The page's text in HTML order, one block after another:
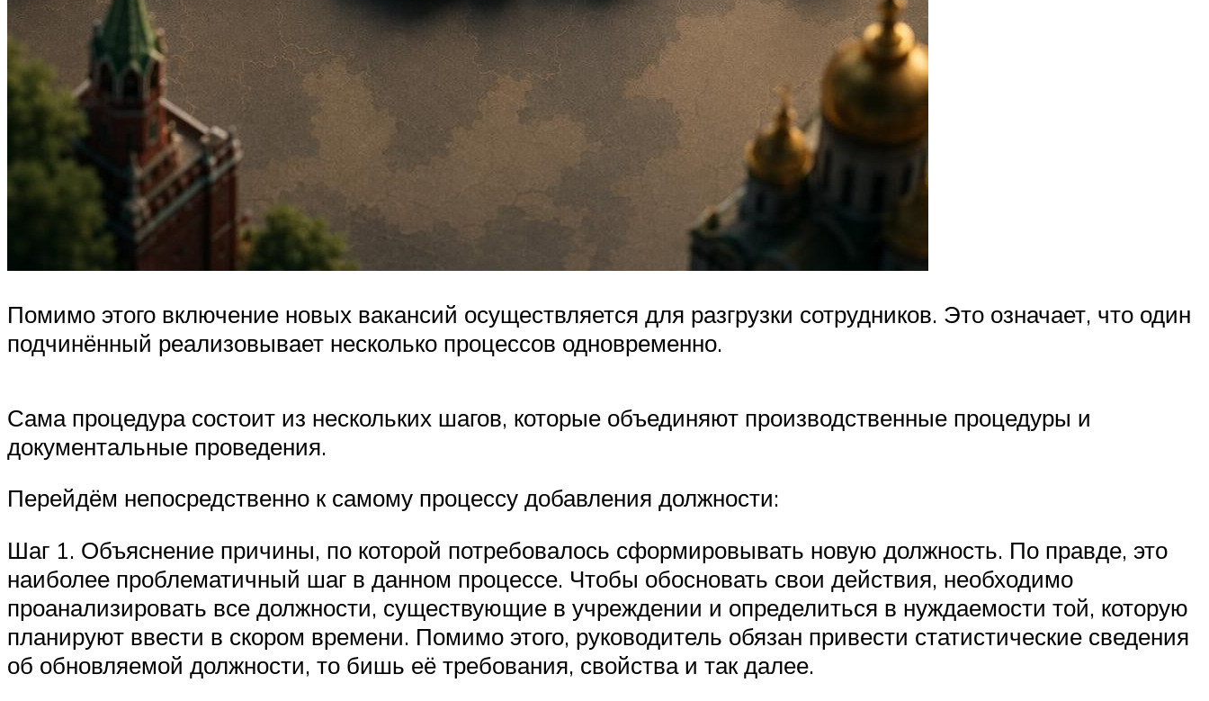
Помимо этого включение новых вакансий осуществляется для разгрузки сотрудников. Это означает, что один
подчинённый реализовывает несколько процессов одновременно.
Сама процедура состоит из нескольких шагов, которые объединяют производственные процедуры и
документальные проведения.
Перейдём непосредственно к самому процессу добавления должности:
Шаг 1. Объяснение причины, по которой потребовалось сформировывать новую должность. По правде, это
наиболее проблематичный шаг в данном процессе. Чтобы обосновать свои действия, необходимо
проанализировать все должности, существующие в учреждении и определиться в нуждаемости той, которую
планируют ввести в скором времени. Помимо этого, руководитель обязан привести статистические сведения
об обновляемой должности, то бишь её требования, свойства и так далее.